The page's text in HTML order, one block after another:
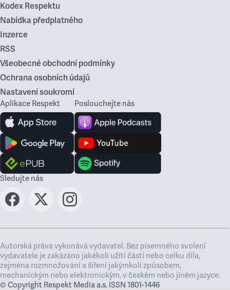
Kodex Respektu
Nabídka předplatného
Inzerce
RSS
Všeobecné obchodní podmínky
Ochrana osobních údajů
Nastavení soukromí
Aplikace Respekt Poslouchejte nás
Sledujte nás
Autorská práva vykonává vydavatel. Bez písemného svolení
vydavatele je zakázáno jakékoli užití částí nebo celku díla,
zejména rozmnožování a šíření jakýmkoli způsobem,
mechanickým nebo elektronickým, v českém nebo jiném jazyce.
© Copyright Respekt Media a.s. ISSN 1801-1446